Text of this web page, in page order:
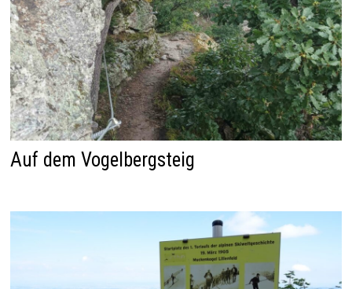
Auf dem Vogelbergsteig